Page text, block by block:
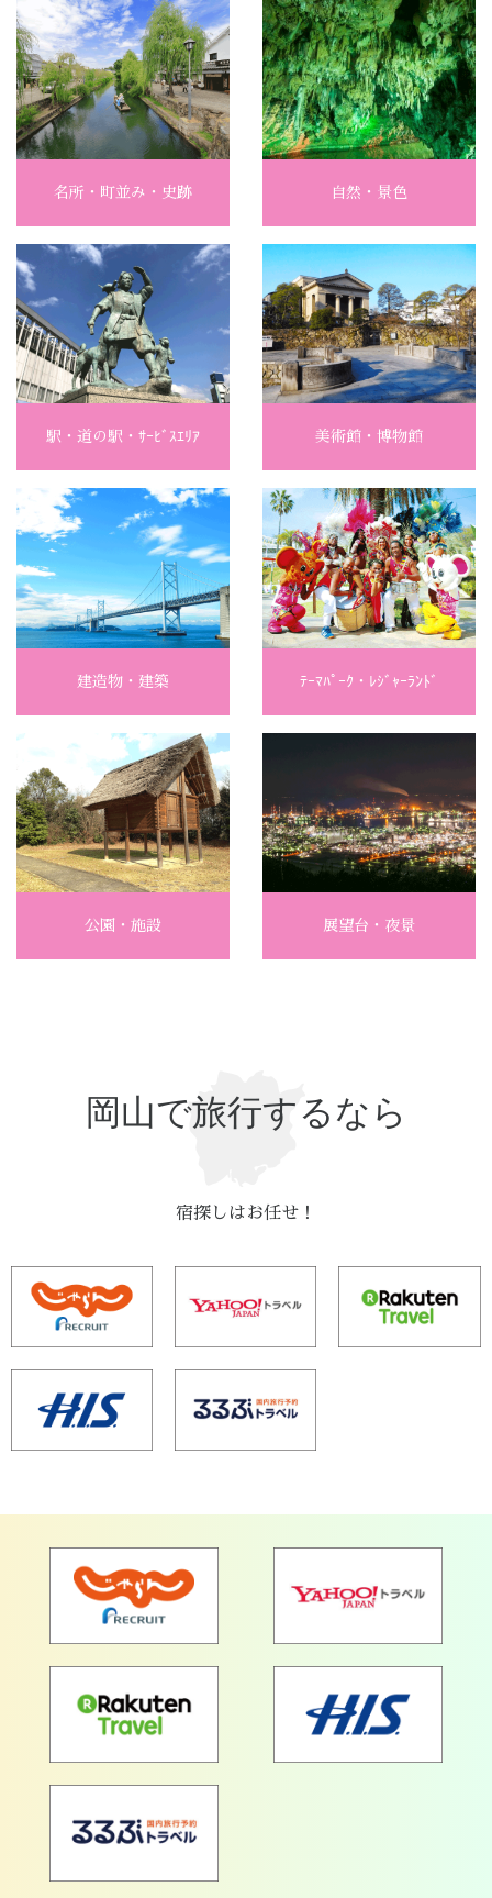
名所・町並み・史跡 自然・景色
駅・道の駅・ｻｰﾋﾞｽｴﾘｱ 美術館・博物館
建造物・建築 ﾃｰﾏﾊﾟｰｸ・ﾚｼﾞｬｰﾗﾝﾄﾞ
公園・施設 展望台・夜景
岡山で旅行するなら
宿探しはお任せ！